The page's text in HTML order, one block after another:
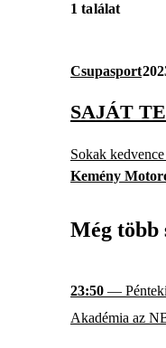
1 találat
Csupasport
SAJÁT
Sokak
Kemény
Még több
23:50 —
Akadémia az